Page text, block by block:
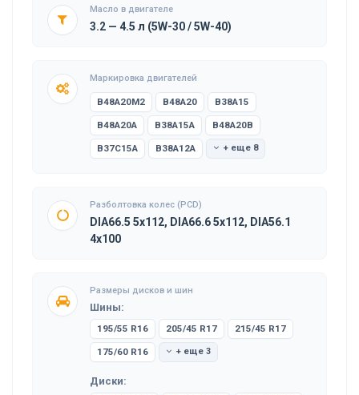
Масло в двигателе
3.2 — 4.5 л (5W-30 / 5W-40)
Маркировка двигателей
B48A20M2 B48A20 B38A15
B48A20A B38A15A B48A20B
B37C15A B38A12A + еще 8
Разболтовка колес (PCD)
DIA66.5 5x112, DIA66.6 5x112, DIA56.1
4x100
Размеры дисков и шин
Шины:
195/55 R16 205/45 R17 215/45 R17
175/60 R16 + еще 3
Диски: